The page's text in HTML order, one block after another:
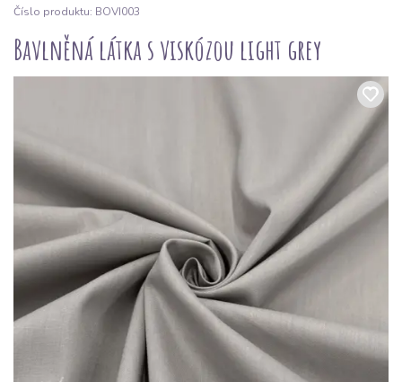
Číslo produktu: BOVI003
Bavlněná látka s viskózou light grey